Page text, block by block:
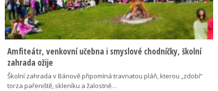
Amfiteátr, venkovní učebna i smyslové chodníčky, školní
zahrada ožije
Školní zahrada v Bánově připomíná travnatou pláň, kterou „zdobí“
torza pařeniště, skleníku a žalostně…